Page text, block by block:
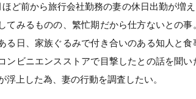
ほど前から旅行会社勤務の妻の休日出勤が増
てみるものの、繁忙期だから仕方ないとの
る日、家族ぐるみで付き合いのある知人と
ンビニエンスストアで目撃したとの話を聞
浮上した為、妻の行動を調査したい。